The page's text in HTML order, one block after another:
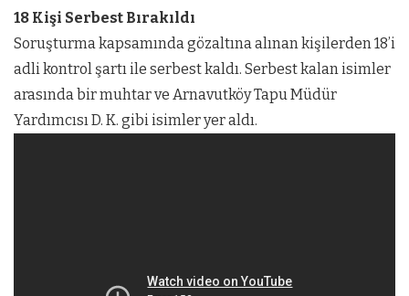
18 Kişi Serbest Bırakıldı
Soruşturma kapsamında gözaltına alınan kişilerden 18’i
adli kontrol şartı ile serbest kaldı. Serbest kalan isimler
arasında bir muhtar ve Arnavutköy Tapu Müdür
Yardımcısı D. K. gibi isimler yer aldı.